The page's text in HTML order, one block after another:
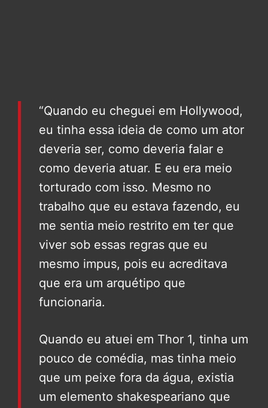
“Quando eu cheguei em Hollywood,
eu tinha essa ideia de como um ator
deveria ser, como deveria falar e
como deveria atuar. E eu era meio
torturado com isso. Mesmo no
trabalho que eu estava fazendo, eu
me sentia meio restrito em ter que
viver sob essas regras que eu
mesmo impus, pois eu acreditava
que era um arquétipo que
funcionaria.
Quando eu atuei em Thor 1, tinha um
pouco de comédia, mas tinha meio
que um peixe fora da água, existia
um elemento shakespeariano que